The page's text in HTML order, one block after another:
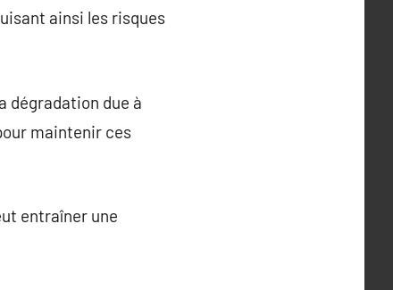
ainsi les risques
dégradation due à
maintenir ces
entraîner une